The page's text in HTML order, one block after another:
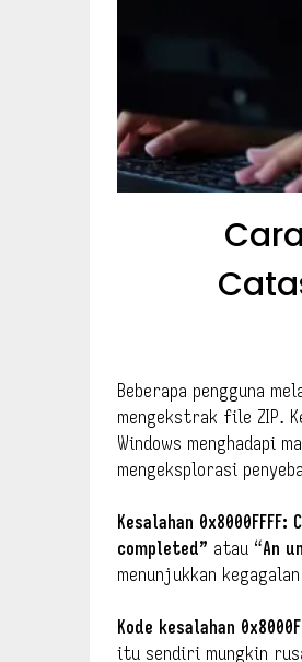
Beberapa pengguna
mengekstrak file ZIP.
Windows menghadapi
mengeksplorasi
Kesalahan
completed” atau “An
menunjukkan
Kode kesalahan
itu sendiri mungkin